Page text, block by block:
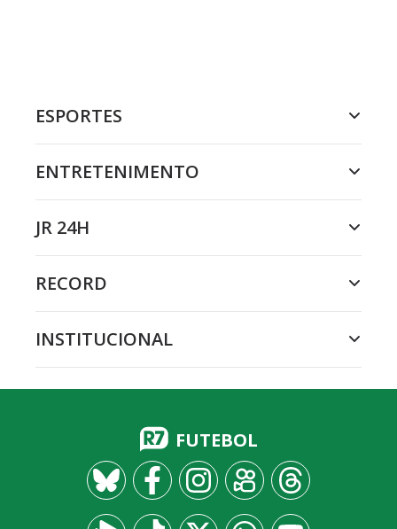
ESPORTES
ENTRETENIMENTO
JR 24H
RECORD
INSTITUCIONAL
FUTEBOL